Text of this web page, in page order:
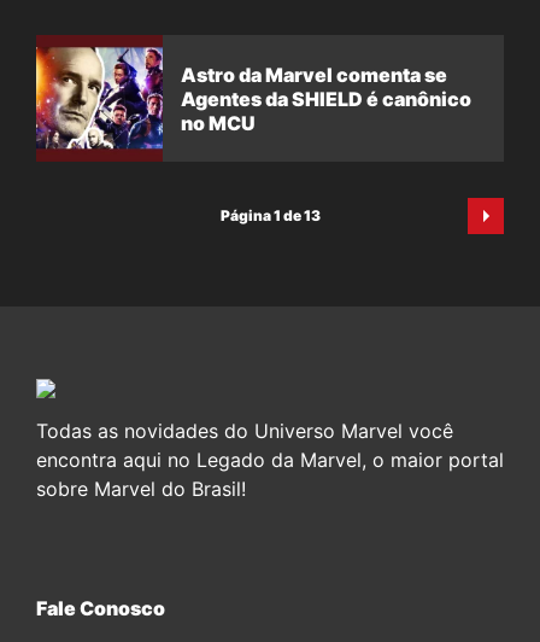
Astro da Marvel comenta se
Agentes da SHIELD é canônico
no MCU
Página 1 de 13
Todas as novidades do Universo Marvel você
encontra aqui no Legado da Marvel, o maior portal
sobre Marvel do Brasil!
Fale Conosco